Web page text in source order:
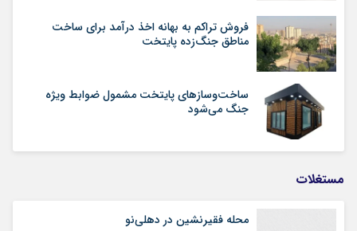
فروش تراکم به بهانه اخذ درآمد برای ساخت
مناطق جنگ‌زده پایتخت
ساخت‌وسازهای پایتخت مشمول ضوابط ویژه
جنگ می‌شود
مستغلات
محله فقیرنشین در دهلی‏‌نو